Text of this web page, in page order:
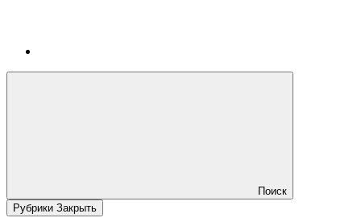
Поиск
Рубрики Закрыть